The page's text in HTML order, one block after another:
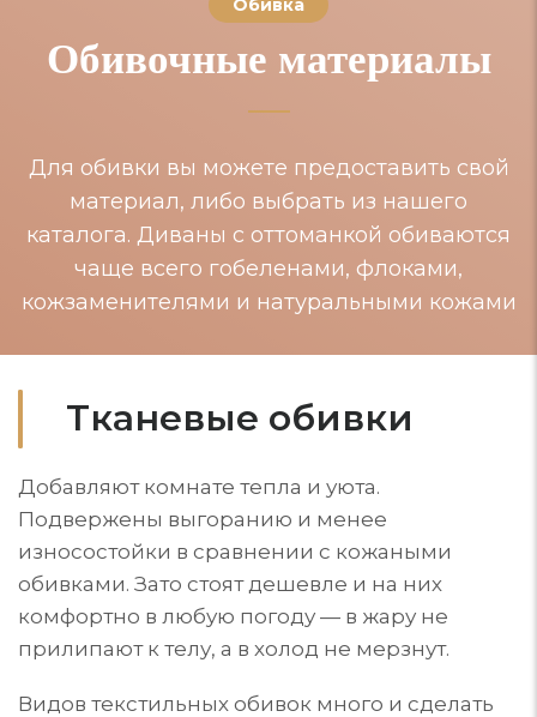
Обивка
Обивочные материалы
Для обивки вы можете предоставить свой
материал, либо выбрать из нашего
каталога. Диваны с оттоманкой обиваются
чаще всего гобеленами, флоками,
кожзаменителями и натуральными кожами
Тканевые обивки
Добавляют комнате тепла и уюта.
Подвержены выгоранию и менее
износостойки в сравнении с кожаными
обивками. Зато стоят дешевле и на них
комфортно в любую погоду — в жару не
прилипают к телу, а в холод не мерзнут.
Видов текстильных обивок много и сделать